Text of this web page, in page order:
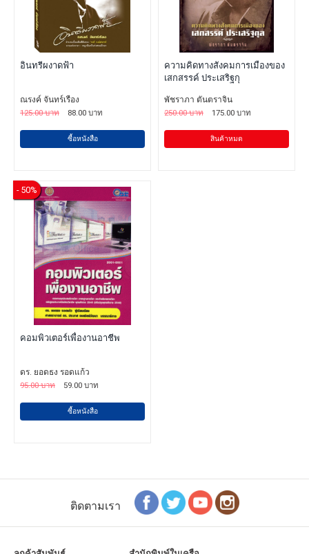
อินทรีผงาดฟ้า
ณรงค์ จันทร์เรือง
125.00 บาท
88.00 บาท
ซื้อหนังสือ
ความคิดทางสังคมการเมืองของ
เสกสรรค์ ประเสริฐกุ
พัชราภา ตันตราจิน
250.00 บาท
175.00 บาท
สินค้าหมด
- 50%
คอมพิวเตอร์เพื่องานอาชีพ
ดร. ยอดธง รอดแก้ว
95.00 บาท
59.00 บาท
ซื้อหนังสือ
ติดตามเรา